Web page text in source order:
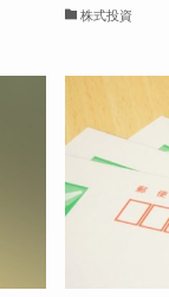
株式投資